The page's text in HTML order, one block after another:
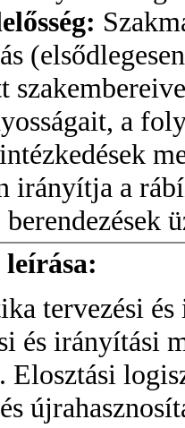
a
irányítja a
tervezési
és irányítási
Elosztási